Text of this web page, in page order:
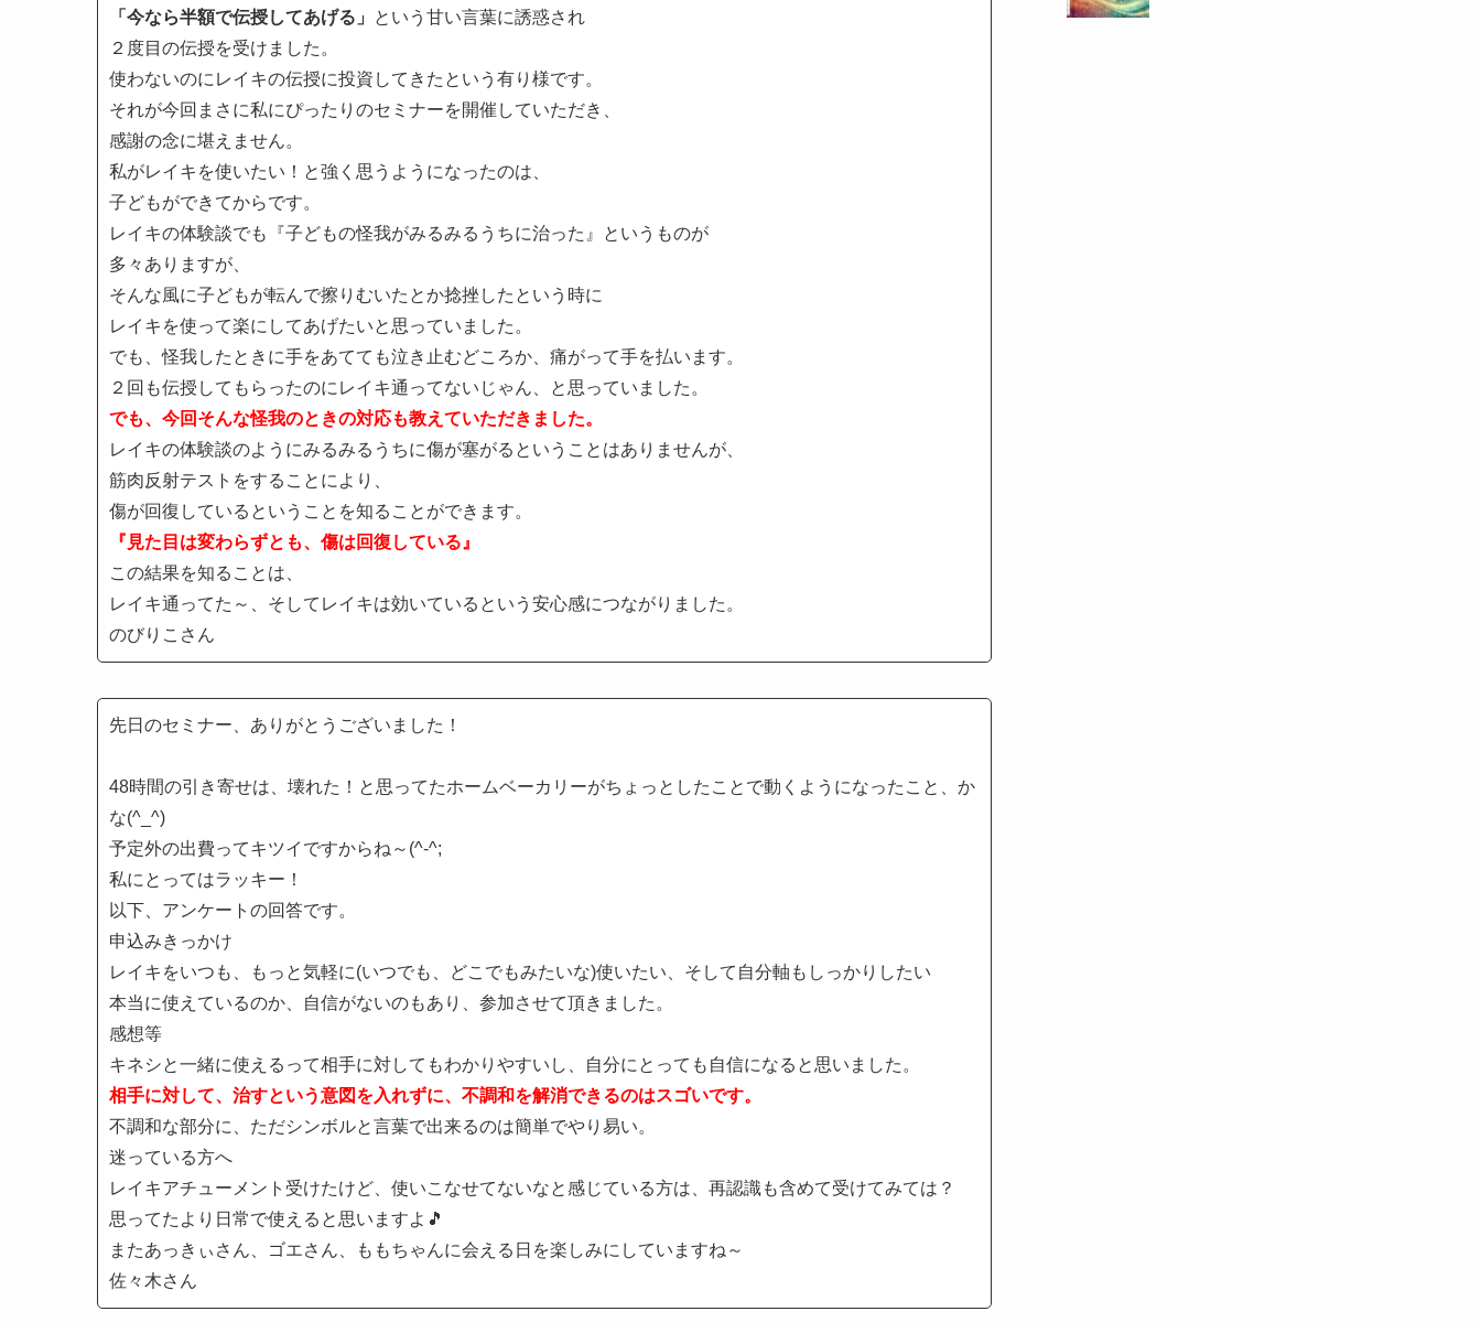
「今なら半額で伝授してあげる」
という甘い言葉に誘惑され
２度目の伝授を受けました。
使わないのにレイキの伝授に投資してきたという有り様です。
それが今回まさに私にぴったりのセミナーを開催していただき、
感謝の念に堪えません。
私がレイキを使いたい！と強く思うようになったのは、
子どもができてからです。
レイキの体験談でも『子どもの怪我がみるみるうちに治った』というものが
多々ありますが、
そんな風に子どもが転んで擦りむいたとか捻挫したという時に
レイキを使って楽にしてあげたいと思っていました。
でも、怪我したときに手をあてても泣き止むどころか、痛がって手を払います。
２回も伝授してもらったのにレイキ通ってないじゃん、と思っていました。
でも、今回そんな怪我のときの対応も教えていただきました。
レイキの体験談のようにみるみるうちに傷が塞がるということはありませんが、
筋肉反射テストをすることにより、
傷が回復しているということを知ることができます。
『見た目は変わらずとも、傷は回復している』
この結果を知ることは、
レイキ通ってた～、そしてレイキは効いているという安心感につながりました。
のびりこさん
先日のセミナー、ありがとうございました！
48時間の引き寄せは、壊れた！と思ってたホームベーカリーがちょっとしたことで動くようになったこと、か
な(^_^)
予定外の出費ってキツイですからね～(^-^;
私にとってはラッキー！
以下、アンケートの回答です。
申込みきっかけ
レイキをいつも、もっと気軽に(いつでも、どこでもみたいな)使いたい、そして自分軸もしっかりしたい
本当に使えているのか、自信がないのもあり、参加させて頂きました。
感想等
キネシと一緒に使えるって相手に対してもわかりやすいし、自分にとっても自信になると思いました。
相手に対して、治すという意図を入れずに、不調和を解消できるのはスゴいです。
不調和な部分に、ただシンボルと言葉で出来るのは簡単でやり易い。
迷っている方へ
レイキアチューメント受けたけど、使いこなせてないなと感じている方は、再認識も含めて受けてみては？
思ってたより日常で使えると思いますよ🎵
またあっきぃさん、ゴエさん、ももちゃんに会える日を楽しみにしていますね～
佐々木さん